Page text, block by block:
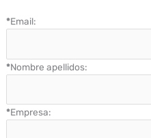
*Email:
*Nombre apellidos:
*Empresa: